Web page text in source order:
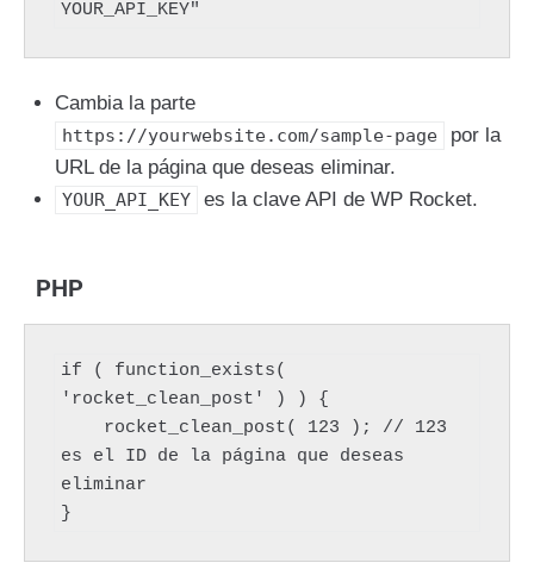
Cambia la parte
https://yourwebsite.com/sample-page
por la
URL de la página que deseas eliminar.
YOUR_API_KEY es la clave API de WP Rocket.
PHP
if ( function_exists(
'rocket_clean_post' ) ) {
es el ID de la página que deseas
eliminar